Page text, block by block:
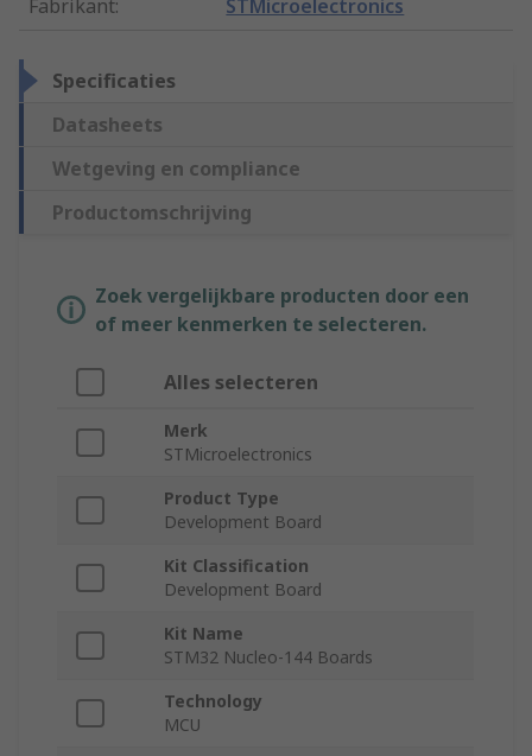
Fabrikant: STMicroelectronics
Specificaties
Datasheets
Wetgeving en compliance
Productomschrijving
Zoek vergelijkbare producten door een
of meer kenmerken te selecteren.
Alles selecteren
Merk
STMicroelectronics
Product Type
Development Board
Kit Classification
Development Board
Kit Name
STM32 Nucleo-144 Boards
Technology
MCU